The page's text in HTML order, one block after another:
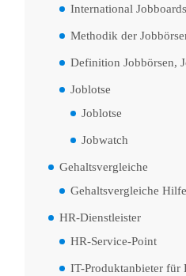
International Jobboards
Methodik der
Definition Jobbörsen,
Joblotse
Joblotse
Jobwatch
Gehaltsvergleiche
Gehaltsvergleiche Hilfe
HR-Dienstleister
HR-Service-Point
IT-Produktanbieter für